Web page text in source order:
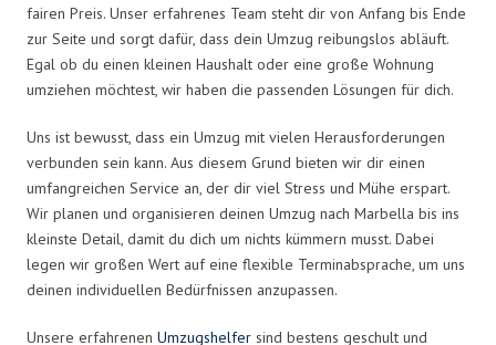
fairen Preis. Unser erfahrenes Team steht dir von Anfang bis Ende
zur Seite und sorgt dafür, dass dein Umzug reibungslos abläuft.
Egal ob du einen kleinen Haushalt oder eine große Wohnung
umziehen möchtest, wir haben die passenden Lösungen für dich.
Uns ist bewusst, dass ein Umzug mit vielen Herausforderungen
verbunden sein kann. Aus diesem Grund bieten wir dir einen
umfangreichen Service an, der dir viel Stress und Mühe erspart.
Wir planen und organisieren deinen Umzug nach Marbella bis ins
kleinste Detail, damit du dich um nichts kümmern musst. Dabei
legen wir großen Wert auf eine flexible Terminabsprache, um uns
deinen individuellen Bedürfnissen anzupassen.
Unsere erfahrenen Umzugshelfer sind bestens geschult und